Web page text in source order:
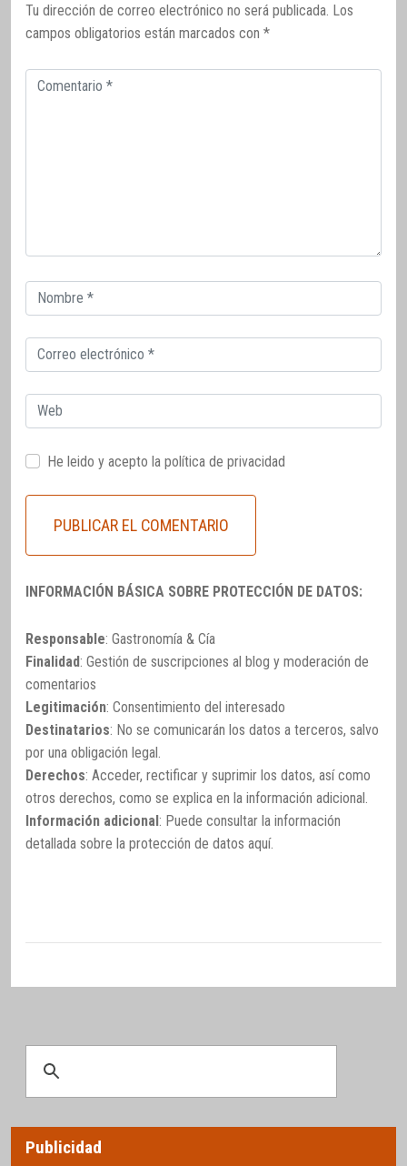
Tu dirección de correo electrónico no será publicada. Los
campos obligatorios están marcados con *
Comentario
Correo
electrónico
Correo
electrónico
Web
He leido y acepto la política de privacidad
INFORMACIÓN BÁSICA SOBRE PROTECCIÓN DE DATOS:
Responsable: Gastronomía & Cía
Finalidad: Gestión de suscripciones al blog y moderación de
comentarios
Legitimación: Consentimiento del interesado
Destinatarios: No se comunicarán los datos a terceros, salvo
por una obligación legal.
Derechos: Acceder, rectificar y suprimir los datos, así como
otros derechos, como se explica en la información adicional.
Información adicional: Puede consultar la información
detallada sobre la protección de datos aquí.
Publicidad